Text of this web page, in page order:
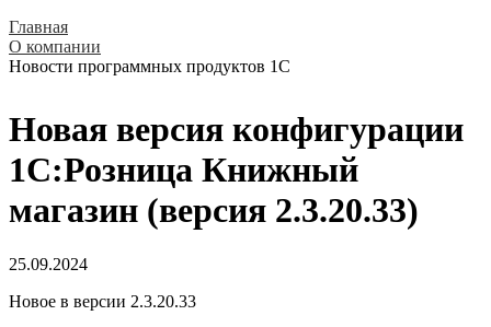
Главная
О компании
Новости программных продуктов 1С
Новая версия конфигурации
1С:Розница Книжный
магазин (версия 2.3.20.33)
25.09.2024
Новое в версии 2.3.20.33